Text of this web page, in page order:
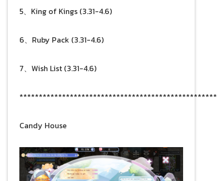
5、King of Kings (3.31-4.6)
6、Ruby Pack (3.31-4.6)
7、Wish List (3.31-4.6)
Candy House